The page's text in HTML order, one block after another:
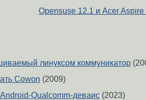
Opensuse 12.1 и Acer Aspire
линуксом коммуникатор
Cowon (2009)
Qualcomm-деваис(2023)